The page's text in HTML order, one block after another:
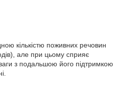
кількістю поживних речовин
але при цьому сприяє
з подальшою його підтримкою